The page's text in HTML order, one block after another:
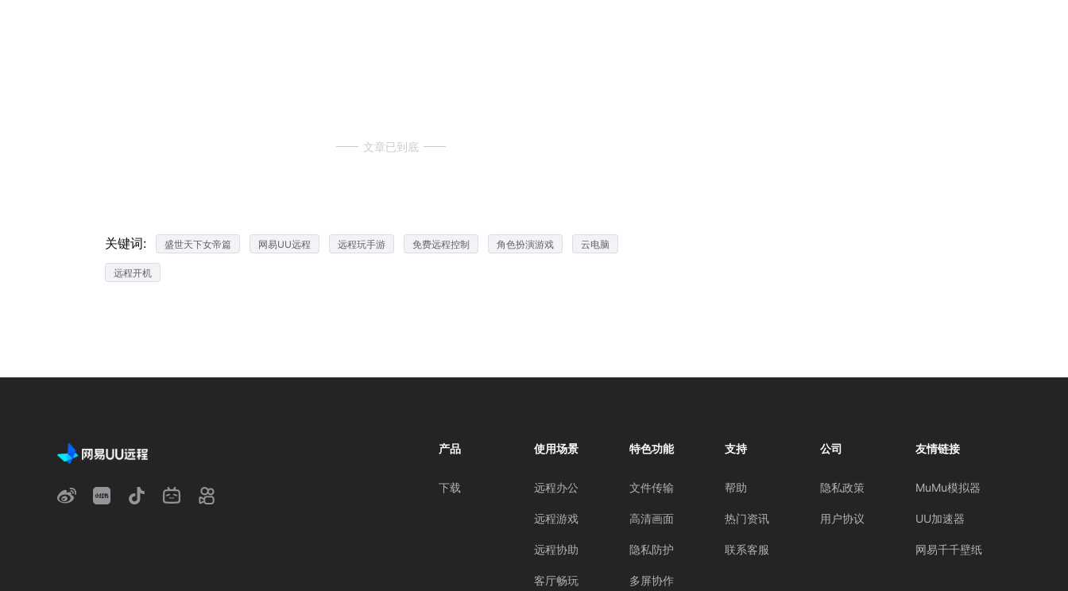
文章已到底
关键词: 盛世天下女帝篇 网易UU远程 远程玩手游 免费远程控制 角色扮演游戏 云电脑
远程开机
产品
下载
使用场景
远程办公
远程游戏
远程协助
客厅畅玩
特色功能
文件传输
高清画面
隐私防护
多屏协作
支持
帮助
热门资讯
联系客服
公司
隐私政策
用户协议
友情链接
MuMu模拟器
UU加速器
网易千千壁纸